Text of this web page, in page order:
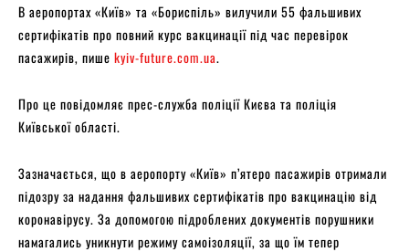
В аеропортах «Київ» та «Бориспіль» вилучили 55 фальшивих
сертифікатів про повний курс вакцинації під час перевірок
пасажирів, пише kyiv-future.com.ua.
Про це повідомляє прес-служба поліції Києва та поліція
Київської області.
Зазначається, що в аеропорту «Київ» п’ятеро пасажирів отримали
підозру за надання фальшивих сертифікатів про вакцинацію від
коронавірусу. За допомогою підроблених документів порушники
намагались уникнути режиму самоізоляції, за що їм тепер